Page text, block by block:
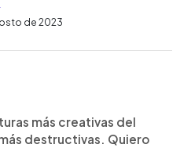
de 2023
más creativas del
destructivas. Quiero